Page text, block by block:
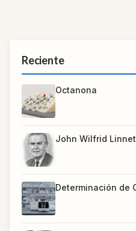
Reciente
Octanona
John Wilfrid
Determinación de